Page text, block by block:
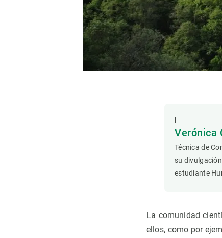
Verónica
Técnica de
su
estudiante
La comunidad
ellos, como por
Cambio global
Funcionamiento de los ecosistemas
Observación de la Tierra